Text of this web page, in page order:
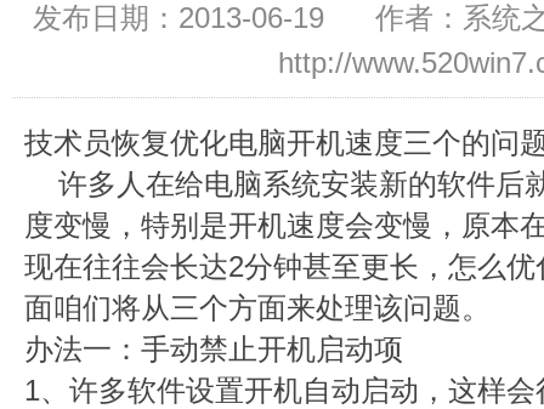
发布日期：2013-06-19 作者：系
http://
技术员恢复优化电脑开机速度三个的问
许多人在给电脑系统安装新的软件后
度变慢，特别是开机速度会变慢，原本
现在往往会长达2分钟甚至更长，怎么
面咱们将从三个方面来处理该问题。
办法一：手动禁止开机启动项
1、许多软件设置开机自动启动，这样